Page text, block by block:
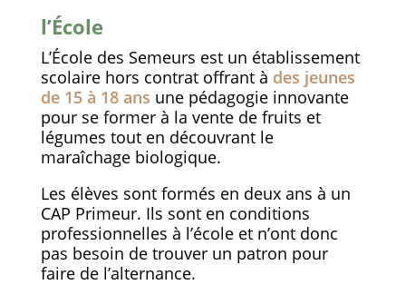
l’École
L’École des Semeurs est un établissement
scolaire hors contrat offrant à des jeunes
de 15 à 18 ans une pédagogie innovante
pour se former à la vente de fruits et
légumes tout en découvrant le
maraîchage biologique.
Les élèves sont formés en deux ans à un
CAP Primeur. Ils sont en conditions
professionnelles à l’école et n’ont donc
pas besoin de trouver un patron pour
faire de l’alternance.